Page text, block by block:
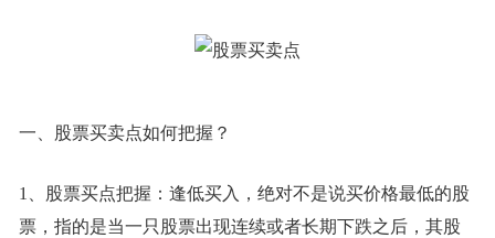
一、股票买卖点如何把握？
1、股票买点把握：逢低买入，绝对不是说买价格最低的股
票，指的是当一只股票出现连续或者长期下跌之后，其股